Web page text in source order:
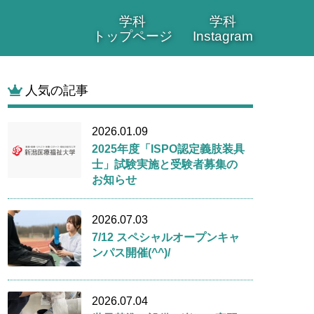
学科
トップページ
学科
Instagram
人気の記事
2026.01.09
2025年度「ISPO認定義肢装具
士」試験実施と受験者募集の
お知らせ
2026.07.03
7/12 スペシャルオープンキャ
ンパス開催(^^)/
2026.07.04